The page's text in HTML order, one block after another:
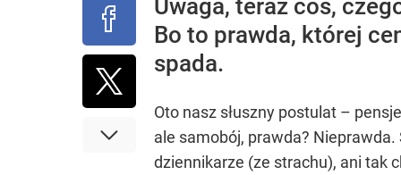
Uwaga, teraz coś,
Bo to prawda, której
spada.
Oto nasz słuszny postulat –
ale samobój, prawda?
dziennikarze (ze strachu), ani tak